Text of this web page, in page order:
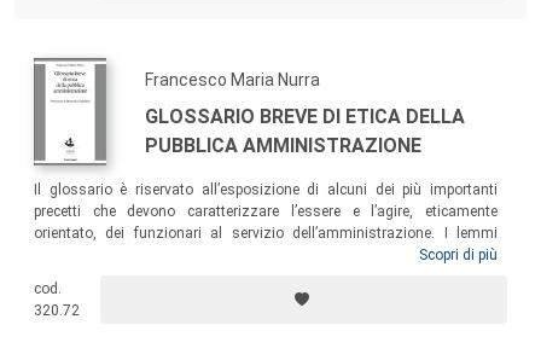
Francesco Maria Nurra
GLOSSARIO BREVE DI ETICA DELLA
PUBBLICA AMMINISTRAZIONE
Il glossario è riservato all’esposizione di alcuni dei più importanti
precetti che devono caratterizzare l’essere e l’agire, eticamente
orientato, dei funzionari al servizio dell’amministrazione. I lemmi
raccolti contribuiscono a completare quel mosaico di concetti e valori
un’utile riflessione anche sui temi della corruzione e della
maladministration
Scopri di più
cod.
320.72